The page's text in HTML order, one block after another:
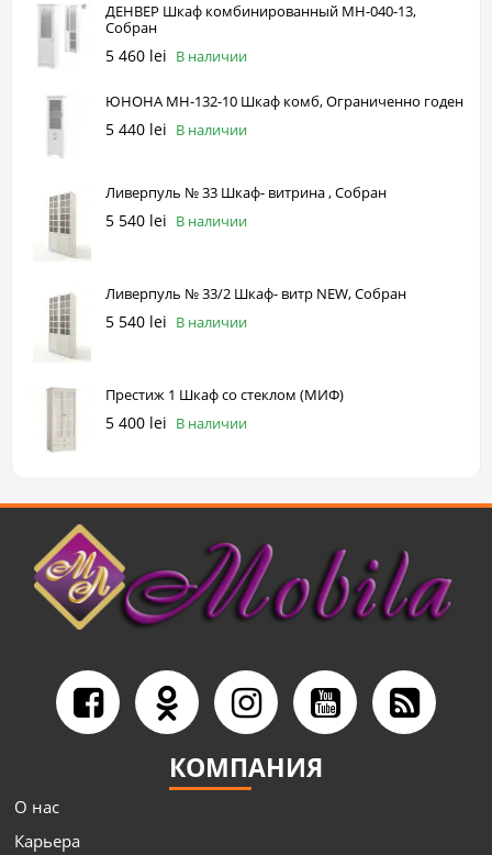
ДЕНВЕР Шкаф комбинированный МН-040-13,
Собран
5 460 lei В наличии
ЮНОНА МН-132-10 Шкаф комб, Ограниченно годен
5 440 lei В наличии
Ливерпуль № 33 Шкаф- витрина , Собран
5 540 lei В наличии
Ливерпуль № 33/2 Шкаф- витр NEW, Собран
5 540 lei В наличии
Престиж 1 Шкаф со стеклом (МИФ)
5 400 lei В наличии
КОМПАНИЯ
О нас
Карьера